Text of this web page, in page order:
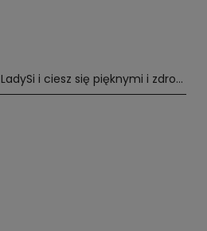
i ciesz się pięknymi i